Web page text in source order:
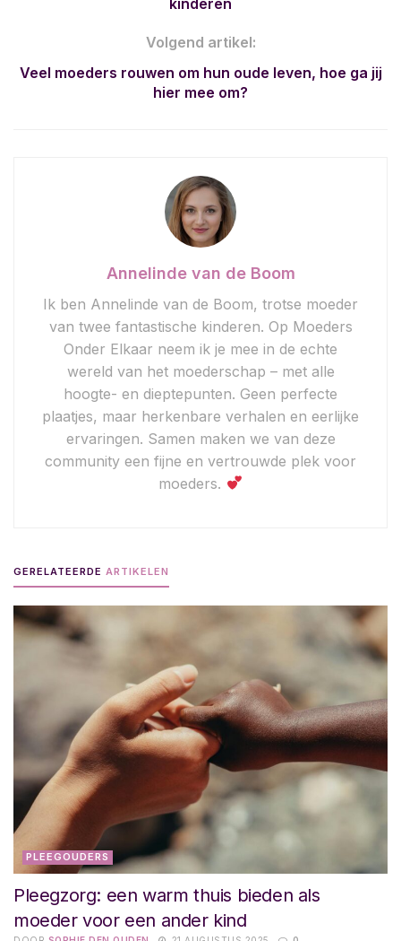
Volgend artikel:
Veel moeders rouwen om hun oude leven, hoe ga jij
hier mee om?
Annelinde van de Boom
Ik ben Annelinde van de Boom, trotse moeder
van twee fantastische kinderen. Op Moeders
Onder Elkaar neem ik je mee in de echte
wereld van het moederschap – met alle
hoogte- en dieptepunten. Geen perfecte
plaatjes, maar herkenbare verhalen en eerlijke
ervaringen. Samen maken we van deze
community een fijne en vertrouwde plek voor
moeders.
GERELATEERDE ARTIKELEN
PLEEGOUDERS
Pleegzorg: een warm thuis bieden als
moeder voor een ander kind